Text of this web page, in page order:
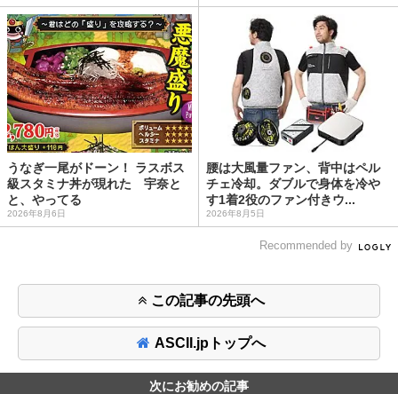
うなぎ一尾がドーン！ ラスボス
級スタミナ丼が現れた 宇奈と
と、やってる
2026年8月6日
腰は大風量ファン、背中はペル
チェ冷却。ダブルで身体を冷や
す1着2役のファン付きウ...
2026年8月5日
Recommended by
この記事の先頭へ
ASCII.jpトップへ
次にお勧めの記事